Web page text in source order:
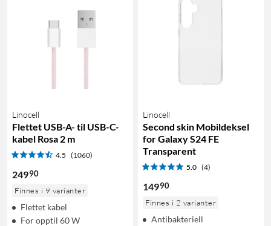
Linocell
Flettet USB-A- til USB-C-
kabel Rosa 2 m
4.5 (1060)
24990
Finnes i 9 varianter
Flettet kabel
For opptil 60 W
Linocell
Second skin Mobildeksel
for Galaxy S24 FE
Transparent
5.0 (4)
14990
Finnes i 2 varianter
Antibakteriell